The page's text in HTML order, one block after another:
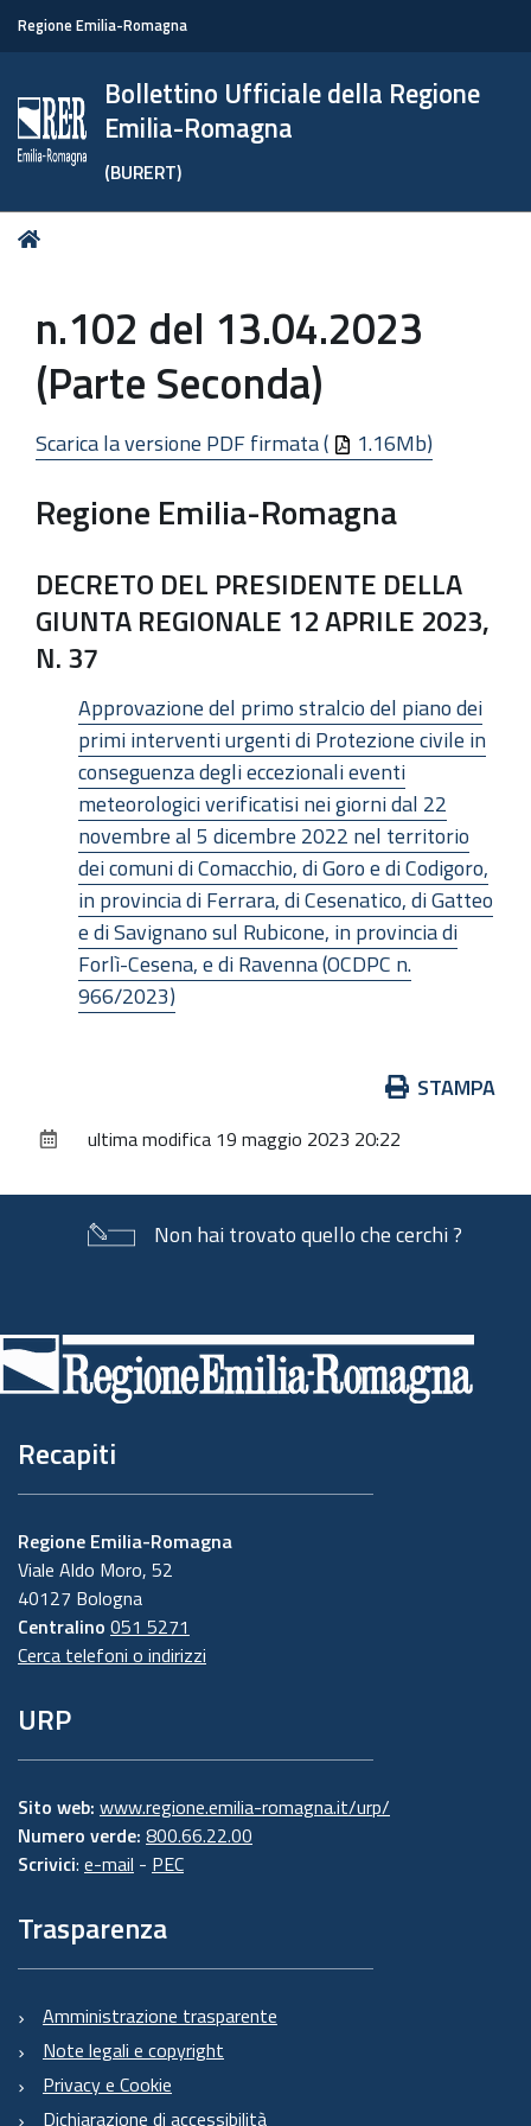
Regione Emilia-Romagna
Bollettino Ufficiale della Regione
Emilia-Romagna
(BURERT)
Tu
n.102 del 13.04.2023
(Parte Seconda)
Scarica la versione PDF firmata ( 1.16Mb)
Regione Emilia-Romagna
DECRETO DEL PRESIDENTE DELLA
GIUNTA REGIONALE 12 APRILE 2023,
N. 37
Approvazione del primo stralcio del piano dei
primi interventi urgenti di Protezione civile in
conseguenza degli eccezionali eventi
meteorologici verificatisi nei giorni dal 22
novembre al 5 dicembre 2022 nel territorio
dei comuni di Comacchio, di Goro e di Codigoro,
in provincia di Ferrara, di Cesenatico, di Gatteo
e di Savignano sul Rubicone, in provincia di
Forlì-Cesena, e di Ravenna (OCDPC n.
966/2023)
documento
STAMPA
ultima modifica 19 maggio 2023 20:22
Non hai trovato quello che cerchi ?
di
pagina
Recapiti
Regione Emilia-Romagna
Viale Aldo Moro, 52
40127 Bologna
Centralino 051 5271
Cerca telefoni o indirizzi
URP
Sito web: www.regione.emilia-romagna.it/urp/
Numero verde: 800.66.22.00
Scrivici: e-mail - PEC
Trasparenza
Amministrazione trasparente
Note legali e copyright
Privacy e Cookie
Dichiarazione di accessibilità